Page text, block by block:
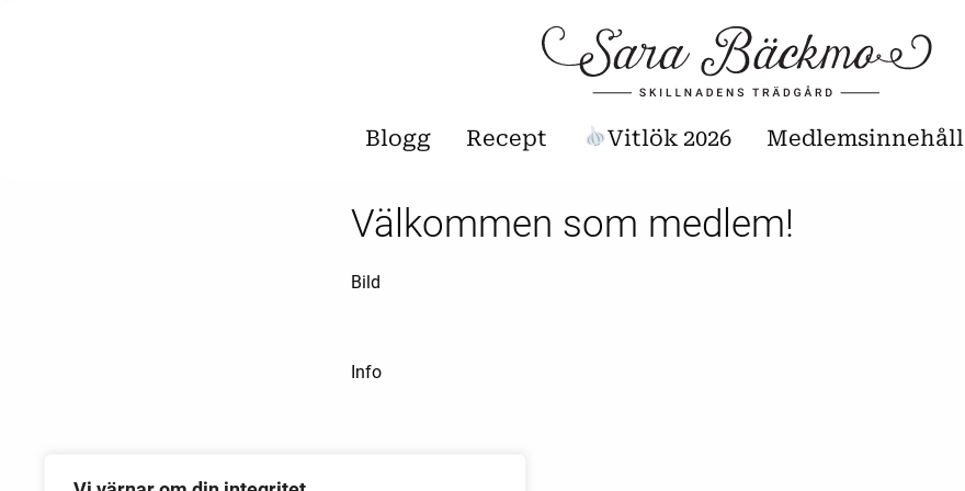
Blogg Recept Vitlök 2026 Medlemsinnehåll
Välkommen som medlem!
Bild
Info